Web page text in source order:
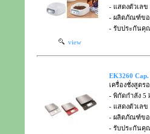
view
- แสดงตัวเลข
- ผลิตภัณฑ์ขอ
- รับประกันคุ
EK3260
เครื่องชั่งสูตร
- พิกัดกำลัง 5
- แสดงตัวเลข
- ผลิตภัณฑ์ขอ
- รับประกันคุ